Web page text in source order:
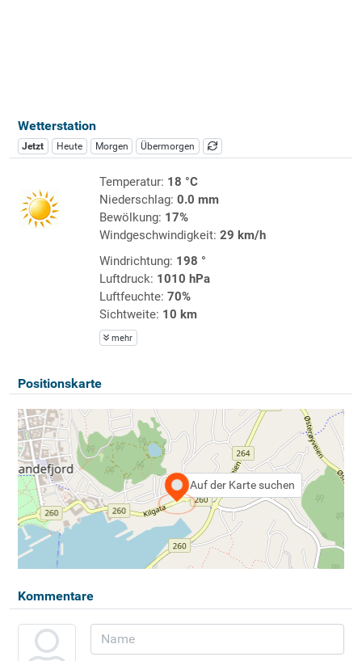
Wetterstation
Jetzt Heute Morgen Übermorgen
Temperatur: 18 °C
Niederschlag: 0.0 mm
Bewölkung: 17%
Windgeschwindigkeit: 29 km/h
Windrichtung: 198 °
Luftdruck: 1010 hPa
Luftfeuchte: 70%
Sichtweite: 10 km
mehr
Positionskarte
Auf der Karte suchen
Kommentare